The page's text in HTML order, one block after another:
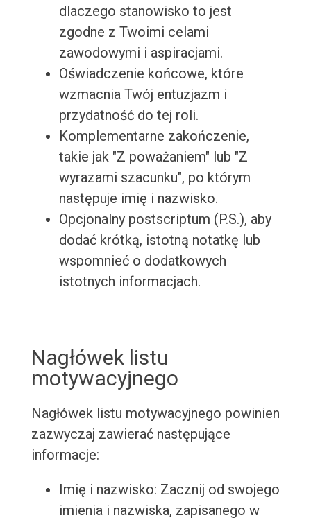
dlaczego stanowisko to jest
zgodne z Twoimi celami
zawodowymi i aspiracjami.
Oświadczenie końcowe, które
wzmacnia Twój entuzjazm i
przydatność do tej roli.
Komplementarne zakończenie,
takie jak "Z poważaniem" lub "Z
wyrazami szacunku", po którym
następuje imię i nazwisko.
Opcjonalny postscriptum (P.S.), aby
dodać krótką, istotną notatkę lub
wspomnieć o dodatkowych
istotnych informacjach.
Nagłówek listu
motywacyjnego
Nagłówek listu motywacyjnego powinien
zazwyczaj zawierać następujące
informacje:
Imię i nazwisko: Zacznij od swojego
imienia i nazwiska, zapisanego w